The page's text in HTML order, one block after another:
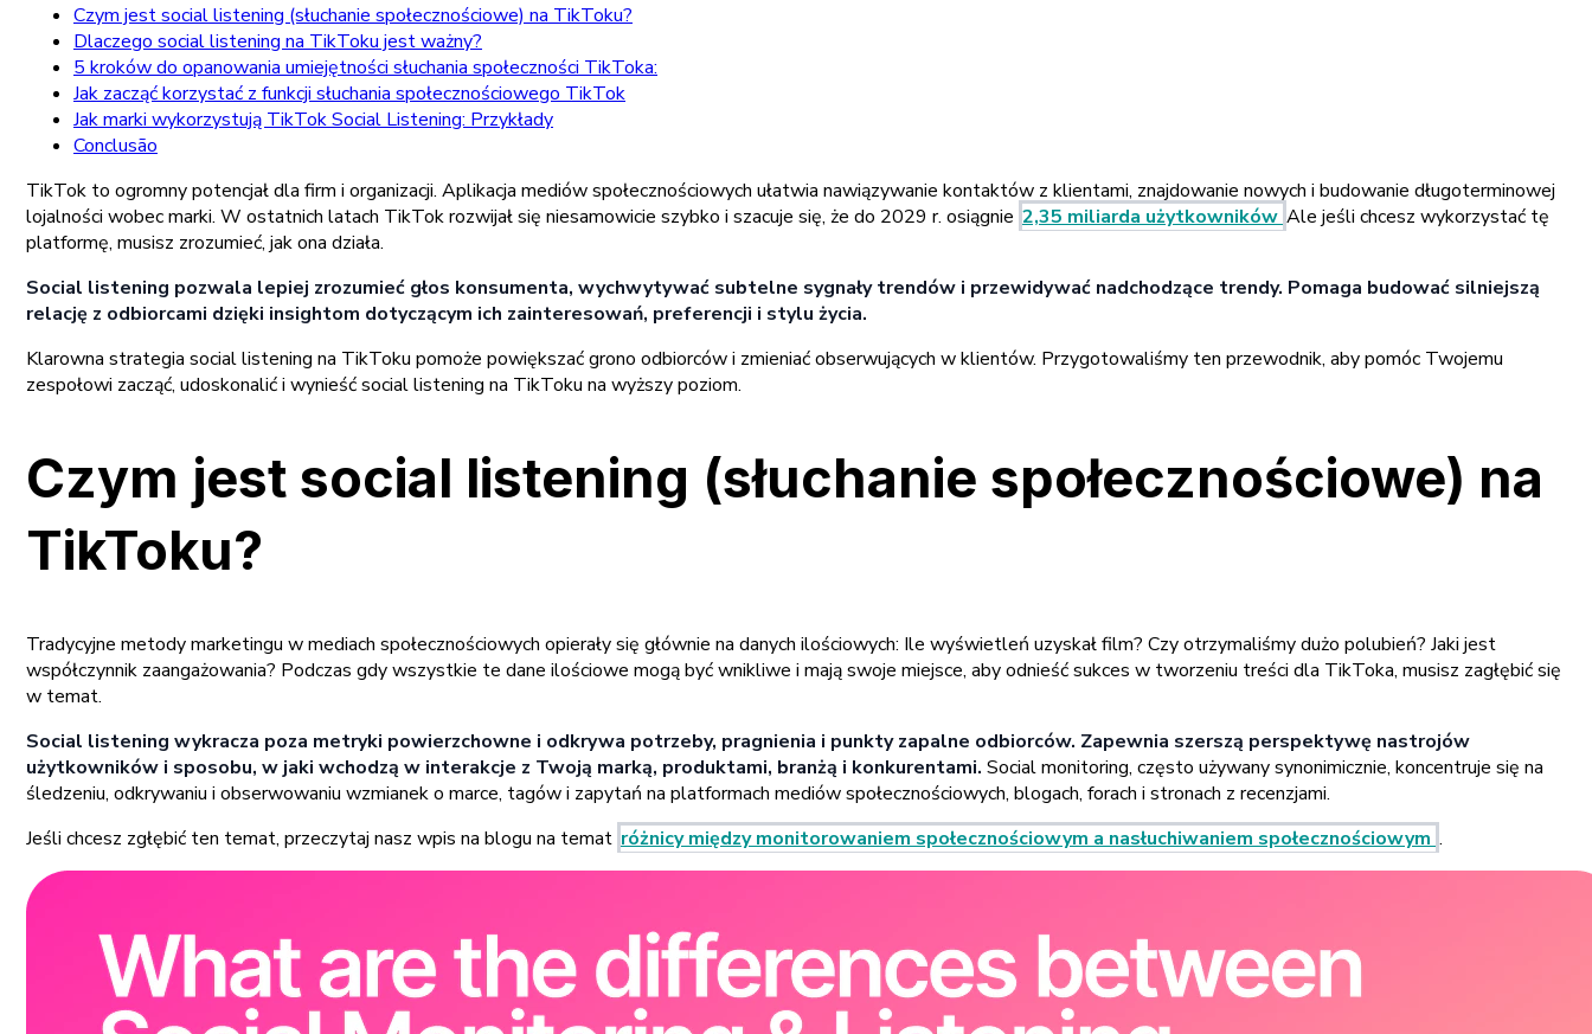
Czym jest social listening (słuchanie społecznościowe) na TikToku?
Dlaczego social listening na TikToku jest ważny?
5 kroków do opanowania umiejętności słuchania społeczności TikToka:
Jak zacząć korzystać z funkcji słuchania społecznościowego TikTok
Jak marki wykorzystują TikTok Social Listening: Przykłady
Conclusão
TikTok to ogromny potencjał dla firm i organizacji. Aplikacja mediów społecznościowych ułatwia nawiązywanie kontaktów z klientami, znajdowanie nowych i budowanie długoterminowej
lojalności wobec marki. W ostatnich latach TikTok rozwijał się niesamowicie szybko i szacuje się, że do 2029 r. osiągnie 2,35 miliarda użytkowników Ale jeśli chcesz wykorzystać tę
platformę, musisz zrozumieć, jak ona działa.
Social listening pozwala lepiej zrozumieć głos konsumenta, wychwytywać subtelne sygnały trendów i przewidywać nadchodzące trendy. Pomaga budować silniejszą
relację z odbiorcami dzięki insightom dotyczącym ich zainteresowań, preferencji i stylu życia.
Klarowna strategia social listening na TikToku pomoże powiększać grono odbiorców i zmieniać obserwujących w klientów. Przygotowaliśmy ten przewodnik, aby pomóc Twojemu
zespołowi zacząć, udoskonalić i wynieść social listening na TikToku na wyższy poziom.
Czym jest social listening (słuchanie społecznościowe) na
TikToku?
Tradycyjne metody marketingu w mediach społecznościowych opierały się głównie na danych ilościowych: Ile wyświetleń uzyskał film? Czy otrzymaliśmy dużo polubień? Jaki jest
współczynnik zaangażowania? Podczas gdy wszystkie te dane ilościowe mogą być wnikliwe i mają swoje miejsce, aby odnieść sukces w tworzeniu treści dla TikToka, musisz zagłębić się
w temat.
Social listening wykracza poza metryki powierzchowne i odkrywa potrzeby, pragnienia i punkty zapalne odbiorców. Zapewnia szerszą perspektywę nastrojów
użytkowników i sposobu, w jaki wchodzą w interakcje z Twoją marką, produktami, branżą i konkurentami. Social monitoring, często używany synonimicznie, koncentruje się na
śledzeniu, odkrywaniu i obserwowaniu wzmianek o marce, tagów i zapytań na platformach mediów społecznościowych, blogach, forach i stronach z recenzjami.
Jeśli chcesz zgłębić ten temat, przeczytaj nasz wpis na blogu na temat różnicy między monitorowaniem społecznościowym a nasłuchiwaniem społecznościowym .